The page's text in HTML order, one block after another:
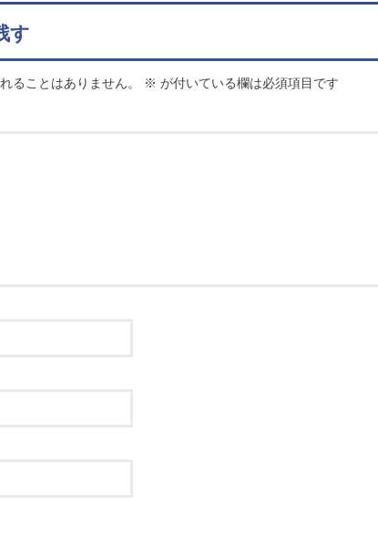
す
ることはありません。 ※ が付いている欄は必須項目です